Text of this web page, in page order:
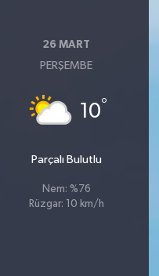
26 MART
PERŞEMBE
10°
Parçalı Bulutlu
Nem: %76
Rüzgar: 10 km/h